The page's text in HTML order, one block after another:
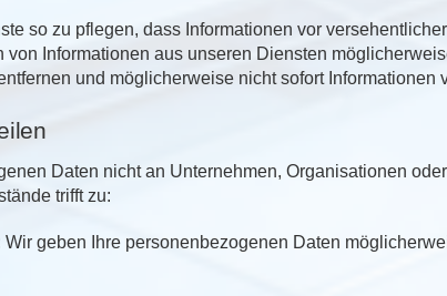
so zu pflegen, dass Informationen vor
von Informationen aus unseren Diensten
und möglicherweise nicht sofort
Daten nicht an Unternehmen, Organisationen
trifft zu:
geben Ihre personenbezogenen Daten